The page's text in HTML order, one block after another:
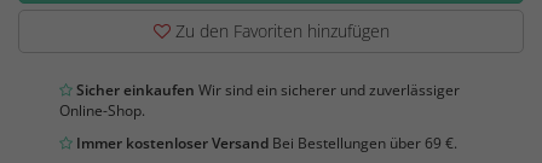
Zu den Favoriten hinzufügen
Sicher einkaufen Wir sind ein sicherer und zuverlässiger
Online-Shop.
Immer kostenloser Versand Bei Bestellungen über 69 €.